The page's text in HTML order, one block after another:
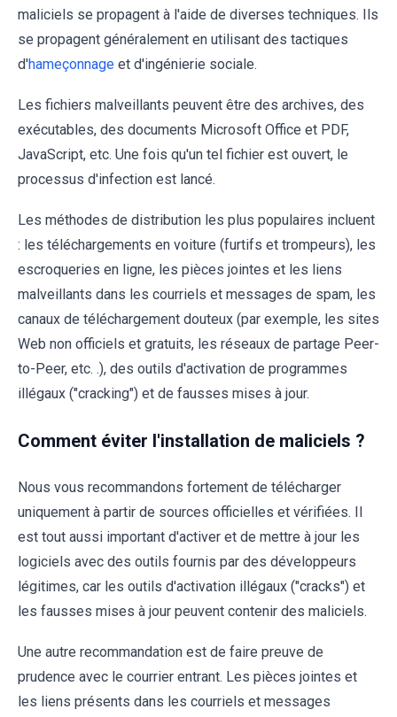
maliciels se propagent à l'aide de diverses techniques. Ils
se propagent généralement en utilisant des tactiques
d'hameçonnage et d'ingénierie sociale.
Les fichiers malveillants peuvent être des archives, des
exécutables, des documents Microsoft Office et PDF,
JavaScript, etc. Une fois qu'un tel fichier est ouvert, le
processus d'infection est lancé.
Les méthodes de distribution les plus populaires incluent
: les téléchargements en voiture (furtifs et trompeurs), les
escroqueries en ligne, les pièces jointes et les liens
malveillants dans les courriels et messages de spam, les
canaux de téléchargement douteux (par exemple, les sites
Web non officiels et gratuits, les réseaux de partage Peer-
to-Peer, etc. .), des outils d'activation de programmes
illégaux ("cracking") et de fausses mises à jour.
Comment éviter l'installation de maliciels ?
Nous vous recommandons fortement de télécharger
uniquement à partir de sources officielles et vérifiées. Il
est tout aussi important d'activer et de mettre à jour les
logiciels avec des outils fournis par des développeurs
légitimes, car les outils d'activation illégaux ("cracks") et
les fausses mises à jour peuvent contenir des maliciels.
Une autre recommandation est de faire preuve de
prudence avec le courrier entrant. Les pièces jointes et
les liens présents dans les courriels et messages